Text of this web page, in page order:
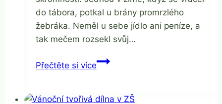
do tábora, potkal u brány promrzlého
žebráka. Neměl u sebe jídlo ani peníze, a
tak mečem rozsekl svůj…
Přečtěte si víceSvátek